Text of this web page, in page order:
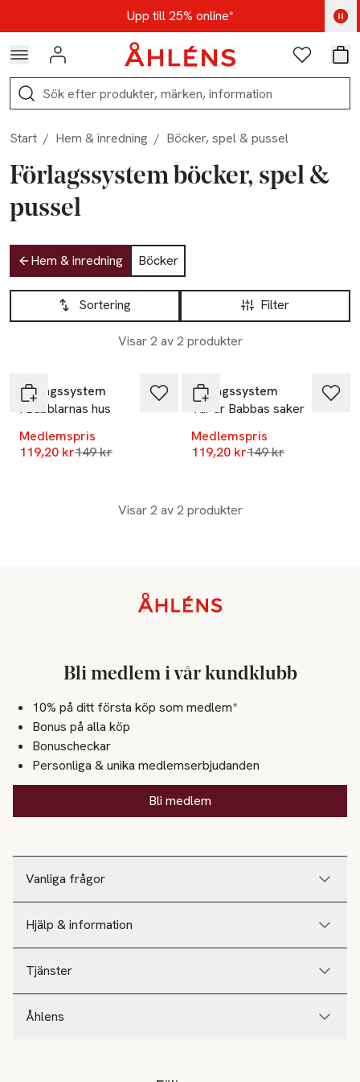
Hoppa till navigationsmenynUpp till 25% online*
Kod: AUG25 - Shoppa nu
Logga in Favoriter
Sök
Start / Hem & inredning / Böcker, spel & pussel
Förlagssystem böcker, spel &
pussel
Hoppa till produktsidan
Hem & inredning
Böcker
Hoppa till produktsidan
Filter
Sortering
Visar 2 av 2 produkter
Lista över produkter
Förlagssystem
I Babblarnas hus
Medlemspris
119,20 krLägsta pris 30 dagar
149 kr
Förlagssystem
Var är Babbas saker
Medlemspris
119,20 krLägsta pris 30
149 kr
Visar 2 av 2 produkter
Vanliga frågor
Hjälp & information
Tjänster
Åhlens
Bli medlem i vår kundklubb
10% på ditt första köp som medlem*
Bonus på alla köp
Bonuscheckar
Personliga & unika medlemserbjudanden
Bli medlem